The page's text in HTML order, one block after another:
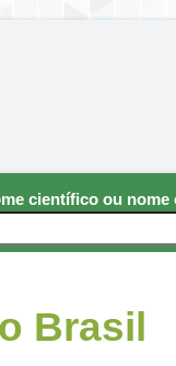
científico ou nome
Brasil